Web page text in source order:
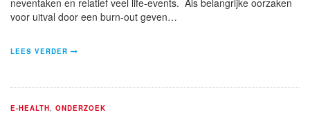
voor uitval door een burn-out geven…
LEES VERDER
E-HEALTH ONDERZOEK